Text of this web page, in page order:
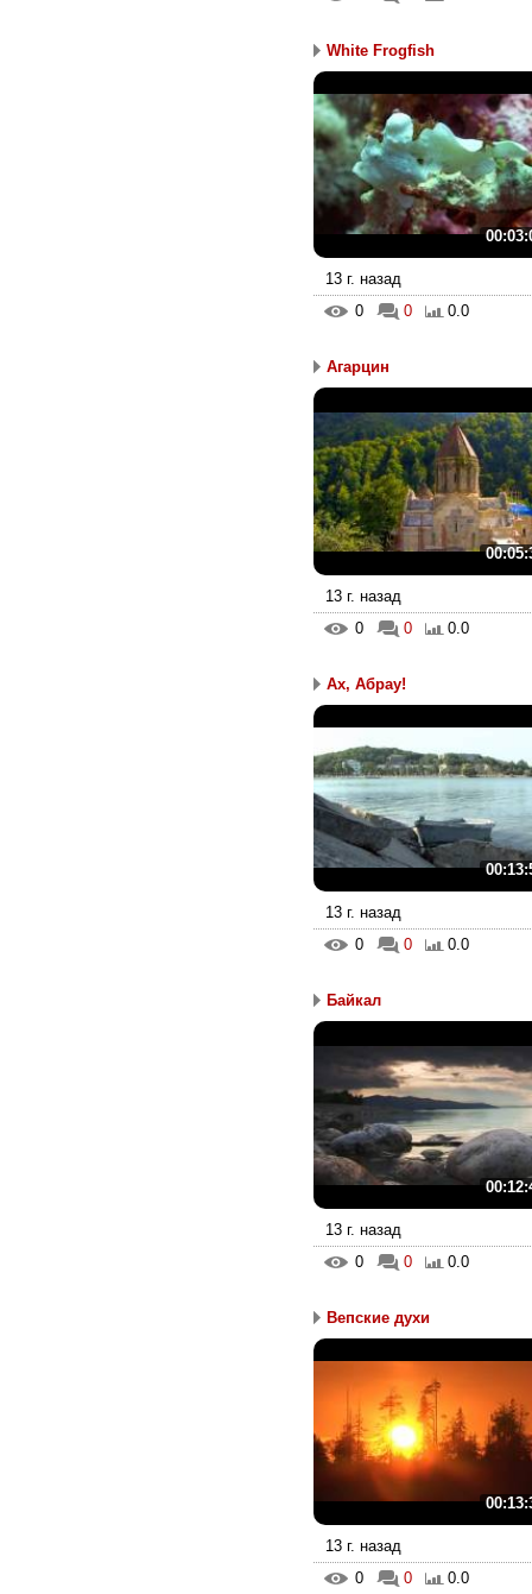
White Frogfish
13 г. назад
0
0 0.0
Агарцин
13 г. назад
0
0 0.0
Ах, Абрау!
13 г. назад
0
0 0.0
Байкал
13 г. назад
0
0 0.0
Вепские духи
13 г. назад
0
0 0.0